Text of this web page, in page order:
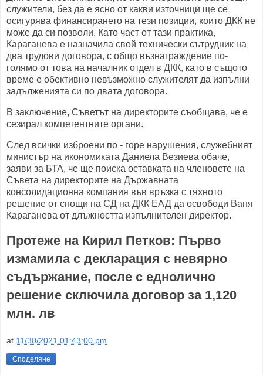
служители, без да e ясно от какви източници ще се
осигурява финансирането на тези позиции, които ДКК не
може да си позволи. Като част от тази практика,
Караганева е назначила свой технически сътрудник на
два трудови договора, с общо възнаграждение по-
голямо от това на началник отдел в ДКК, като в същото
време е обективно невъзможно служителят да изпълни
задълженията си по двата договора.
В заключение, Съветът на директорите съобщава, че е
сезирал компетентните органи.
След всички изброени по - горе нарушения, служебният
министър на икономиката Даниела Везиева обаче,
заяви за БТА, че ще поиска оставката на членовете на
Съвета на директорите на Държавната
консолидационна компания във връзка с тяхното
решение от снощи на СД на ДКК ЕАД да освободи Ваня
Караганева от длъжността изпълнителен директор.
Протеже на Кирил Петков: Първо
измамила с декларация с невярно
съдържание, после с еднолично
решение сключила договор за 1,120
млн. лв
at 11/30/2021 01:43:00 pm
Споделяне